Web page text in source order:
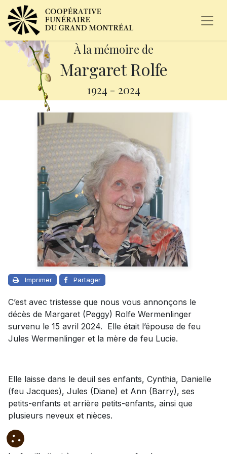
À la mémoire de
Margaret Rolfe
1924 - 2024
Imprimer Partager
C’est avec tristesse que nous vous annonçons le
décès de Margaret (Peggy) Rolfe Wermenlinger
survenu le 15 avril 2024. Elle était l’épouse de feu
Jules Wermenlinger et la mère de feu Lucie.
Elle laisse dans le deuil ses enfants, Cynthia, Danielle
(feu Jacques), Jules (Diane) et Ann (Barry), ses
petits-enfants et arrière petits-enfants, ainsi que
plusieurs neveux et nièces.